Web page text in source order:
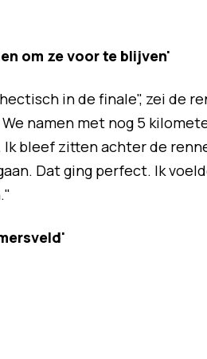
om ze voor te blijven'
in de finale", zei de
We namen met nog 5
bleef zitten achter de
Dat ging perfect. Ik